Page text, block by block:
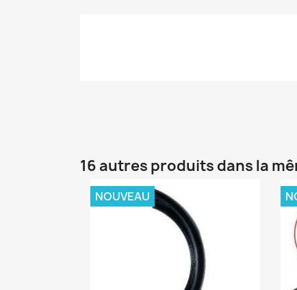
16 autres produits dans la
NOUVEAU